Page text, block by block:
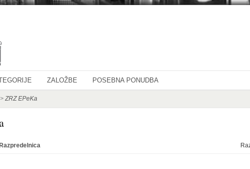
ZALOŽBE POSEBNA PONUDBA
> ZRZ EPeKa
Razpredelnica